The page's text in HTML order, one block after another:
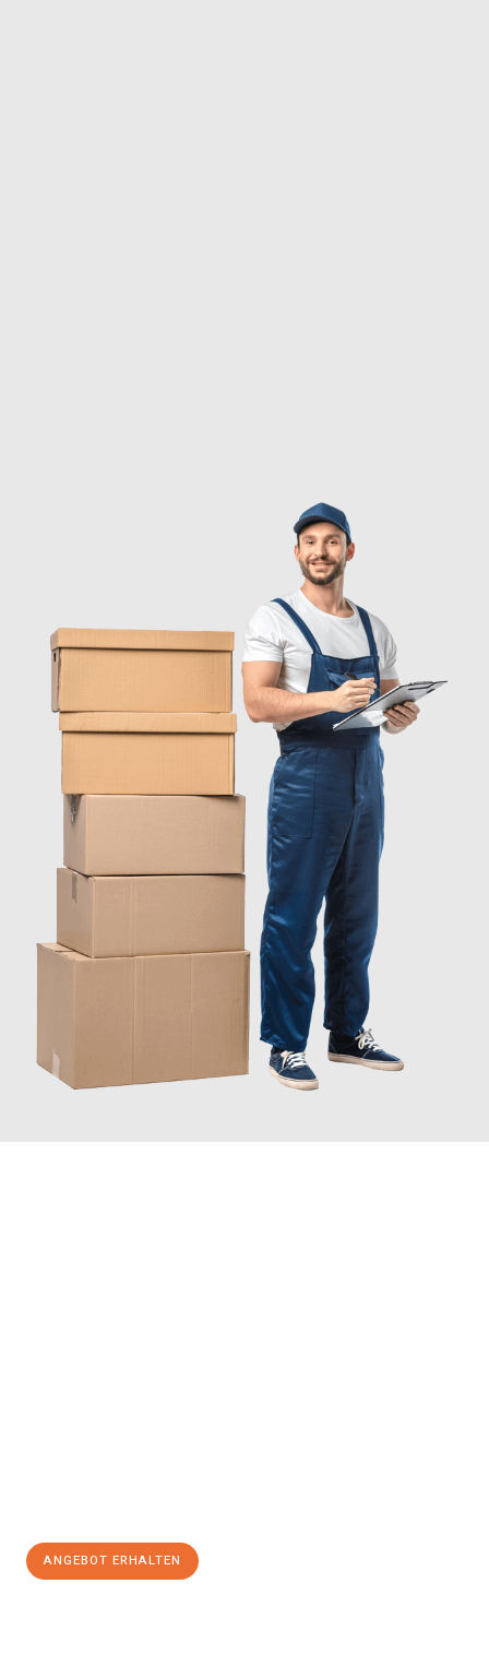
ANGEBOT ERHALTEN